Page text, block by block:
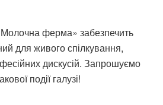
ферма» забезпечить
для живого спілкування,
дискусій. Запрошуємо
події галузі!